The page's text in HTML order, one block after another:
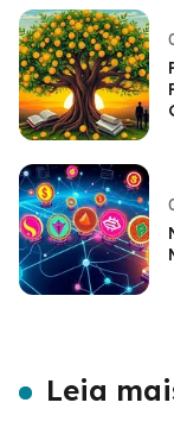
Leia